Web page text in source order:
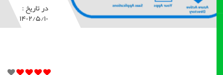
در تاریخ :
۱۴۰۲/۵/۱۰